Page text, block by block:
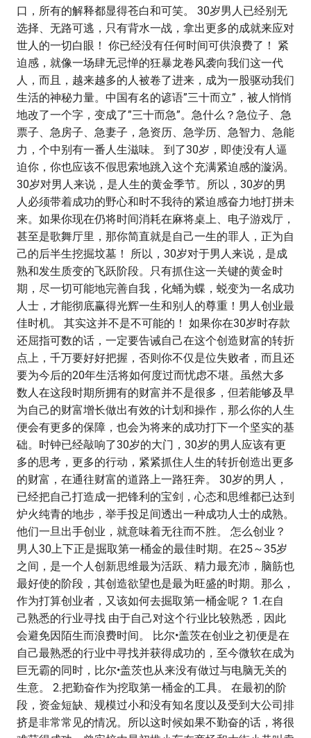
口，所有的解释都显得苍白和可笑。 30岁男人已经别无
选择、无路可逃，只有背水一战，拿出更多的成就来应对
世人的一切白眼！ 你已经没有任何时间可供浪费了！ 紧
迫感，就像一场肆无忌惮的狂暴龙卷风袭向我们这一代
人，而且，越来越多的人被卷了进来，成为一股驱动我们
生活的神秘力量。中国有名的谚语”三十而立”，被人悄悄
地改了一个字，变成了”三十而急”。急什么？急位子、急
票子、急房子、急妻子，急资历、急学历、急智力、急能
力，个中别有一番人生滋味。 到了30岁，即使没有人逼
迫你，你也应该不假思索地跳入这个充满紧迫感的漩涡。
30岁对男人来说，是人生的黄金季节。所以，30岁的男
人必须带着成功的野心和时不我待的紧迫感奋力地打拼未
来。如果你现在仍将时间消耗在麻将桌上、电子游戏厅，
甚至是歌舞厅里，那你简直就是自己一生的罪人，正为自
己的后半生挖掘坟墓！ 所以，30岁对于男人来说，是成
熟和发生质变的飞跃阶段。只有抓住这一关键的黄金时
期，尽一切可能地完善自我，化蛹为蝶，蜕变为一名成功
人士，才能彻底赢得光辉一生和别人的尊重！男人创业最
佳时机。 其实这并不是不可能的！ 如果你在30岁时存款
还屈指可数的话，一定要告诫自己在这个创造财富的转折
点上，千万要好好把握，否则你不仅是位失败者，而且还
要为今后的20年生活将如何度过而忧虑不堪。虽然大多
数人在这段时期所拥有的财富并不是很多，但若能够及早
为自己的财富增长做出有效的计划和操作，那么你的人生
便会有更多的保障，也会为将来的成功打下一个坚实的基
础。时钟已经敲响了30岁的大门，30岁的男人应该有更
多的思考，更多的行动，紧紧抓住人生的转折创造出更多
的财富，在通往财富的道路上一路狂奔。 30岁的男人，
已经把自己打造成一把锋利的宝剑，心态和思维都已达到
炉火纯青的地步，举手投足间透出一种成功人士的成熟。
他们一旦出手创业，就意味着无往而不胜。 怎么创业？
男人30上下正是掘取第一桶金的最佳时期。在25～35岁
之间，是一个人创新思维最为活跃、精力最充沛，脑筋也
最好使的阶段，其创造欲望也是最为旺盛的时期。那么，
作为打算创业者，又该如何去掘取第一桶金呢？ 1.在自
己熟悉的行业寻找 由于自己对这个行业比较熟悉，因此
会避免因陌生而浪费时间。 比尔•盖茨在创业之初便是在
自己最熟悉的行业中寻找并获得成功的，至今微软在成为
巨无霸的同时，比尔•盖茨也从来没有做过与电脑无关的
生意。 2.把勤奋作为挖取第一桶金的工具。 在最初的阶
段，资金短缺、规模过小和没有知名度以及受到大公司排
挤是非常常见的情况。所以这时候如果不勤奋的话，将很